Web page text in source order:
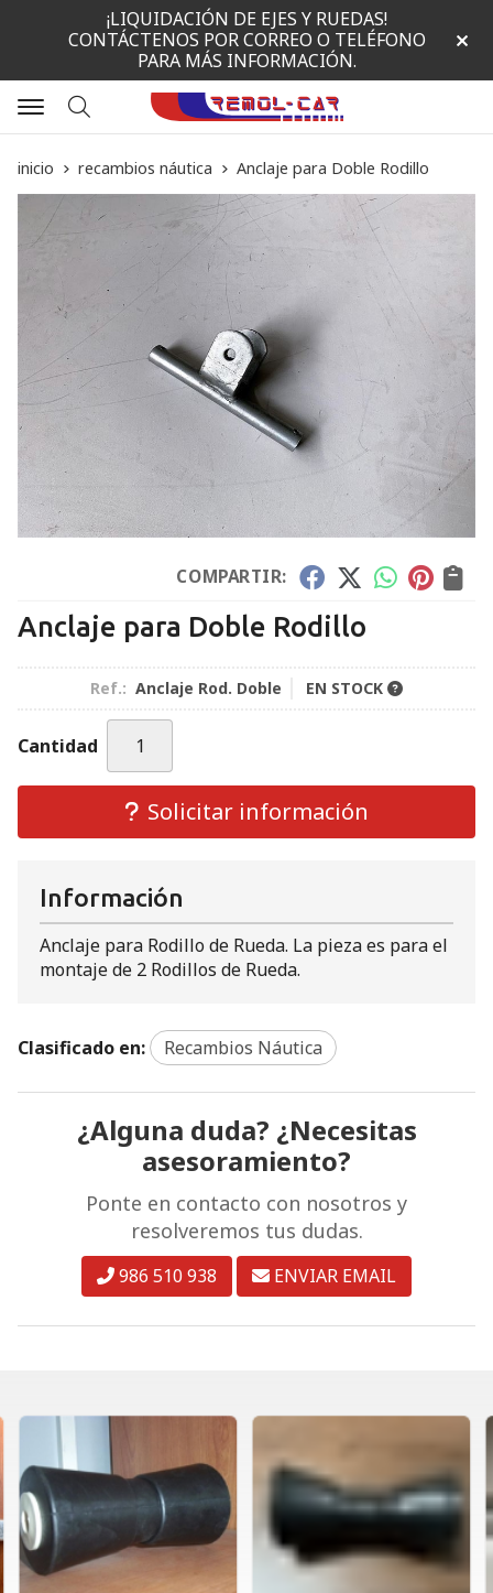
¡LIQUIDACIÓN DE EJES Y RUEDAS!
CONTÁCTENOS POR CORREO O TELÉFONO
PARA MÁS INFORMACIÓN.
Buscar
inicio recambios náutica Anclaje para Doble Rodillo
COMPARTIR:
Anclaje para Doble Rodillo
Ref.: Anclaje Rod. Doble EN STOCK
Cantidad
Solicitar información
Información
Anclaje para Rodillo de Rueda. La pieza es para el
montaje de 2 Rodillos de Rueda.
Clasificado en: Recambios Náutica
¿Alguna duda? ¿Necesitas
asesoramiento?
Ponte en contacto con nosotros y
resolveremos tus dudas.
986 510 938 ENVIAR EMAIL